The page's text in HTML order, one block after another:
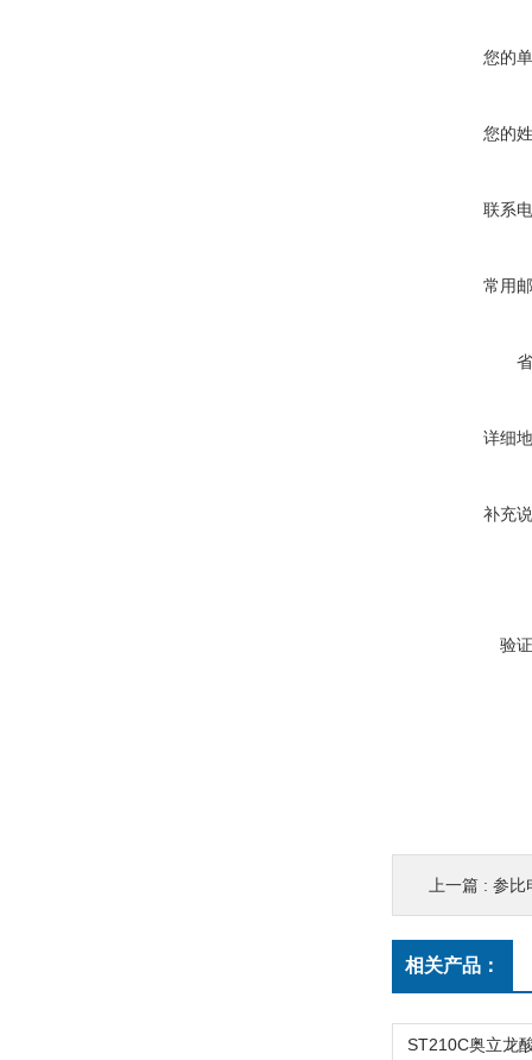
您的
您的
联系
常用
详细
补充
验
上一篇 : 参比
相关产品：